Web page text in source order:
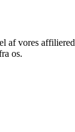
vores
os.